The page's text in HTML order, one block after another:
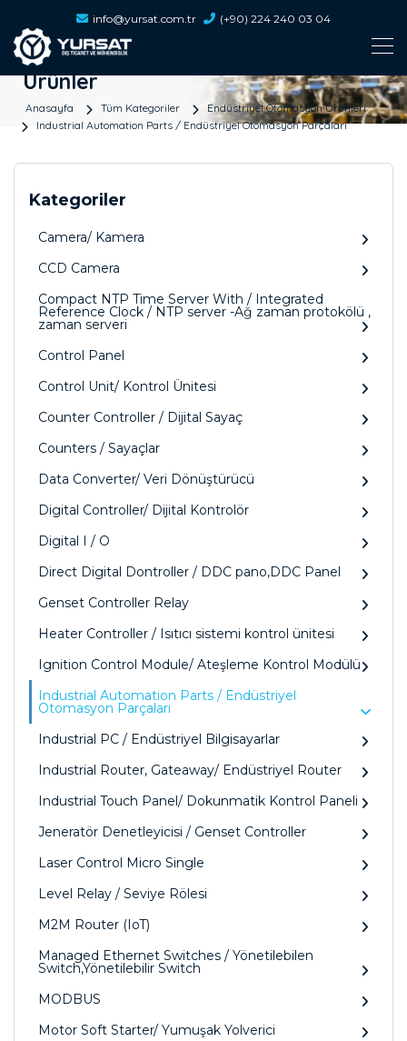
info@yursat.com.tr (+90) 224 240 03 04
Ürünler
Anasayfa Tüm Kategoriler
Endüstriyel Otomasyon Ürünleri
Industrial Automation Parts / Endüstriyel Otomasyon Parçaları
Kategoriler
Camera/ Kamera
CCD Camera
Compact NTP Time Server With / Integrated
Reference Clock / NTP server -Ağ zaman protokölü ,
zaman serveri
Control Panel
Control Unit/ Kontrol Ünitesi
Counter Controller / Dijital Sayaç
Counters / Sayaçlar
Data Converter/ Veri Dönüştürücü
Digital Controller/ Dijital Kontrolör
Digital I / O
Direct Digital Dontroller / DDC pano,DDC Panel
Genset Controller Relay
Heater Controller / Isıtıcı sistemi kontrol ünitesi
Ignition Control Module/ Ateşleme Kontrol Modülü
Industrial Automation Parts / Endüstriyel
Otomasyon Parçaları
Industrial PC / Endüstriyel Bilgisayarlar
Industrial Router, Gateaway/ Endüstriyel Router
Industrial Touch Panel/ Dokunmatik Kontrol Paneli
Jeneratör Denetleyicisi / Genset Controller
Laser Control Micro Single
Level Relay / Seviye Rölesi
M2M Router (IoT)
Managed Ethernet Switches / Yönetilebilen
Switch,Yönetilebilir Switch
MODBUS
Motor Soft Starter/ Yumuşak Yolverici